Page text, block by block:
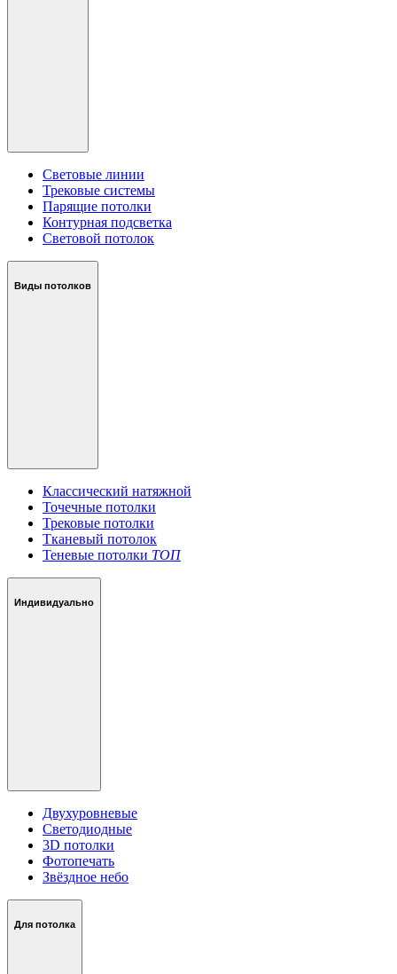
Световые линии
Трековые системы
Парящие потолки
Контурная подсветка
Световой потолок
Виды потолков
Классический натяжной
Точечные потолки
Трековые потолки
Тканевый потолок
Теневые потолки ТОП
Индивидуально
Двухуровневые
Светодиодные
3D потолки
Фотопечать
Звёздное небо
Для потолка